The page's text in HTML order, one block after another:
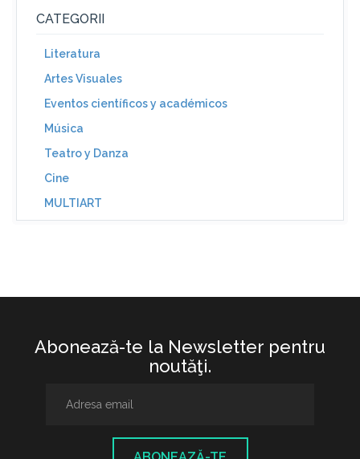
CATEGORII
Literatura
Artes Visuales
Eventos científicos y académicos
Música
Teatro y Danza
Cine
MULTIART
Abonează-te la Newsletter pentru
noutăţi.